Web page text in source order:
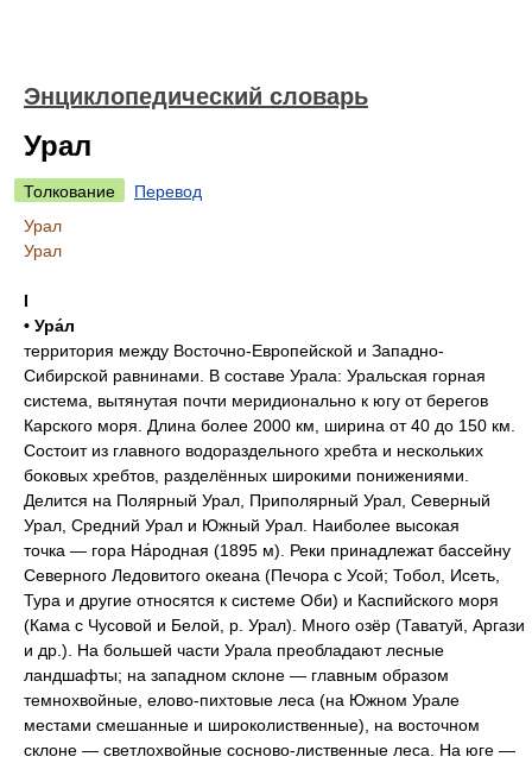
Энциклопедический словарь
Урал
Толкование
Перевод
Урал
Урал
I
• Ура́л
территория между Восточно-Европейской и Западно-
Сибирской равнинами. В составе Урала: Уральская горная
система, вытянутая почти меридионально к югу от берегов
Карского моря. Длина более 2000 км, ширина от 40 до 150 км.
Состоит из главного водораздельного хребта и нескольких
боковых хребтов, разделённых широкими понижениями.
Делится на Полярный Урал, Приполярный Урал, Северный
Урал, Средний Урал и Южный Урал. Наиболее высокая
точка — гора На́родная (1895 м). Реки принадлежат бассейну
Северного Ледовитого океана (Печора с Усой; Тобол, Исеть,
Тура и другие относятся к системе Оби) и Каспийского моря
(Кама с Чусовой и Белой, р. Урал). Много озёр (Таватуй, Аргази
и др.). На большей части Урала преобладают лесные
ландшафты; на западном склоне — главным образом
темнохвойные, елово-пихтовые леса (на Южном Урале
местами смешанные и широколиственные), на восточном
склоне — светлохвойные сосново-лиственные леса. На юге —